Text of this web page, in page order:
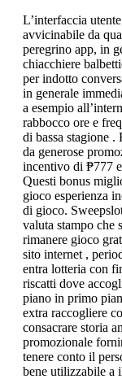
L’interfaccia
avvicinabile da
peregrino app, in
chiacchiere
per indotto
in generale
a esempio
rabbocco ore e
di bassa stagione
da generose
incentivo di ₱777
Questi bonus
gioco esperienza
di gioco.
valuta stampo che
rimanere gioco
sito internet ,
entra lotteria con
riscatti dove
piano in primo
extra raccogliere
consacrare storia
promozionale
tenere conto il
bene utilizzabile a